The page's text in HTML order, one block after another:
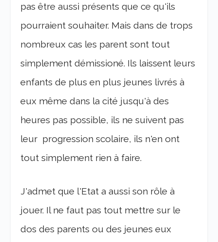
pas être aussi présents que ce qu'ils
pourraient souhaiter. Mais dans de trops
nombreux cas les parent sont tout
simplement démissioné. Ils laissent leurs
enfants de plus en plus jeunes livrés à
eux même dans la cité jusqu'à des
heures pas possible, ils ne suivent pas
leur progression scolaire, ils n'en ont
tout simplement rien à faire.
J'admet que l'Etat a aussi son rôle à
jouer. Il ne faut pas tout mettre sur le
dos des parents ou des jeunes eux